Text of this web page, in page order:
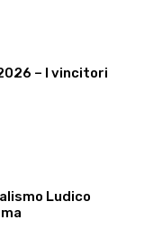
– I vincitori
Ludico